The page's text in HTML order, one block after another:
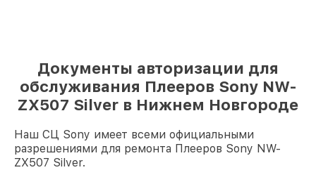
Документы авторизации для
обслуживания Плееров Sony NW-
ZX507 Silver в Нижнем Новгороде
Наш СЦ Sony имеет всеми официальными
разрешениями для ремонта Плееров Sony NW-
ZX507 Silver.